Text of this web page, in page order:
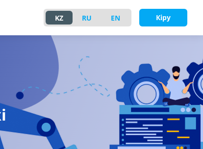
KZ RU EN Кіру